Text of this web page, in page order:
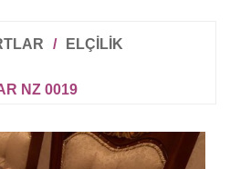
/ ELÇILIK
NZ 0019